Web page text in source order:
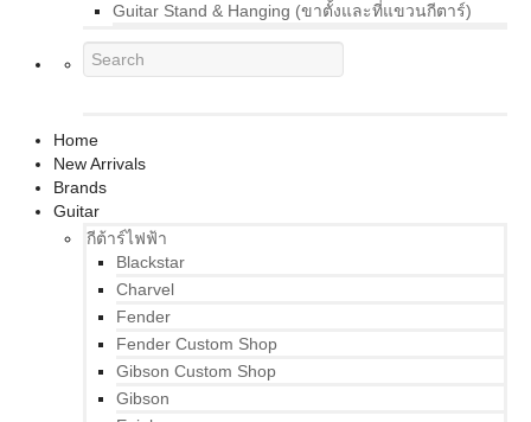
Guitar Stand & Hanging (ขาตั้งและที่แขวนกีตาร์)
Home
New Arrivals
Brands
Guitar
กีต้าร์ไฟฟ้า
Blackstar
Charvel
Fender
Fender Custom Shop
Gibson Custom Shop
Gibson